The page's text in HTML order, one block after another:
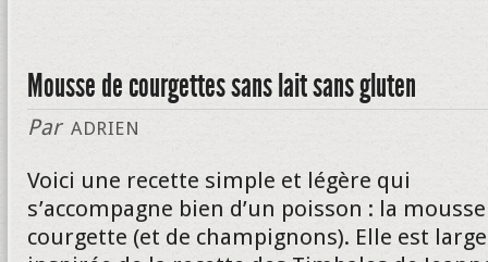
Mousse de courgettes sans lait sans gluten
Par ADRIEN
Voici une recette simple et légère qui
s’accompagne bien d’un poisson : la
courgette (et de champignons). Elle est